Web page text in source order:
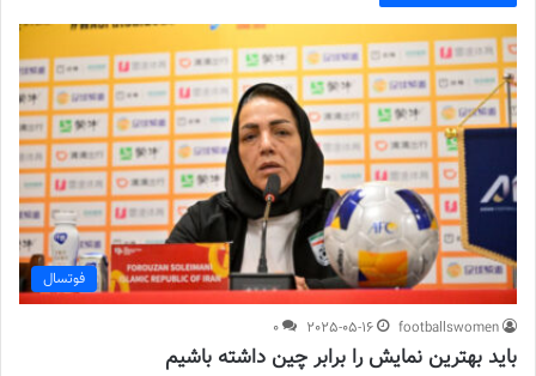
فوتسال
footballswomen
2025-05-16
0
باید بهترین نمایش را برابر چین داشته باشیم